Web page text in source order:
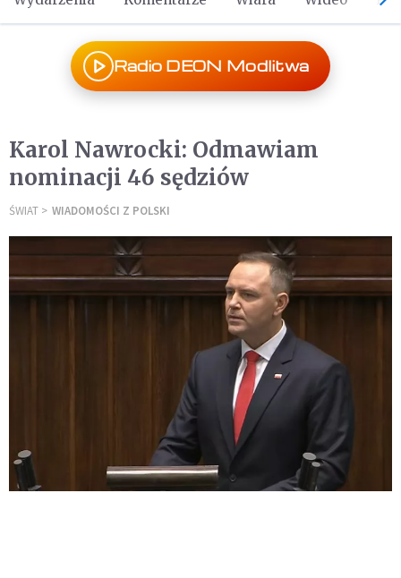
Radio DEON Modlitwa
Karol Nawrocki: Odmawiam
nominacji 46 sędziów
ŚWIAT WIADOMOŚCI Z POLSKI